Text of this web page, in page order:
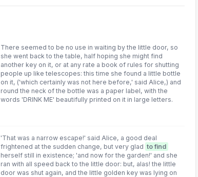
There seemed to be no use in waiting by the little door, so
she went back to the table, half hoping she might find
another key on it, or at any rate a book of rules for shutting
people up like telescopes: this time she found a little bottle
on it, ('which certainly was not here before,' said Alice,) and
round the neck of the bottle was a paper label, with the
words 'DRINK ME' beautifully printed on it in large letters.
'That was a narrow escape!' said Alice, a good deal
frightened at the sudden change, but very glad to find
herself still in existence; 'and now for the garden!' and she
ran with all speed back to the little door: but, alas! the little
door was shut again, and the little golden key was lying on